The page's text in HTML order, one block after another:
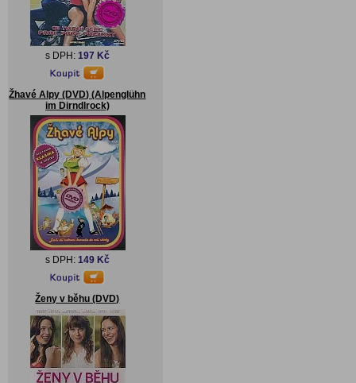
s DPH: 197 Kč
Žhavé Alpy (DVD) (Alpenglühn
im Dirndlrock)
s DPH: 149 Kč
Ženy v běhu (DVD)